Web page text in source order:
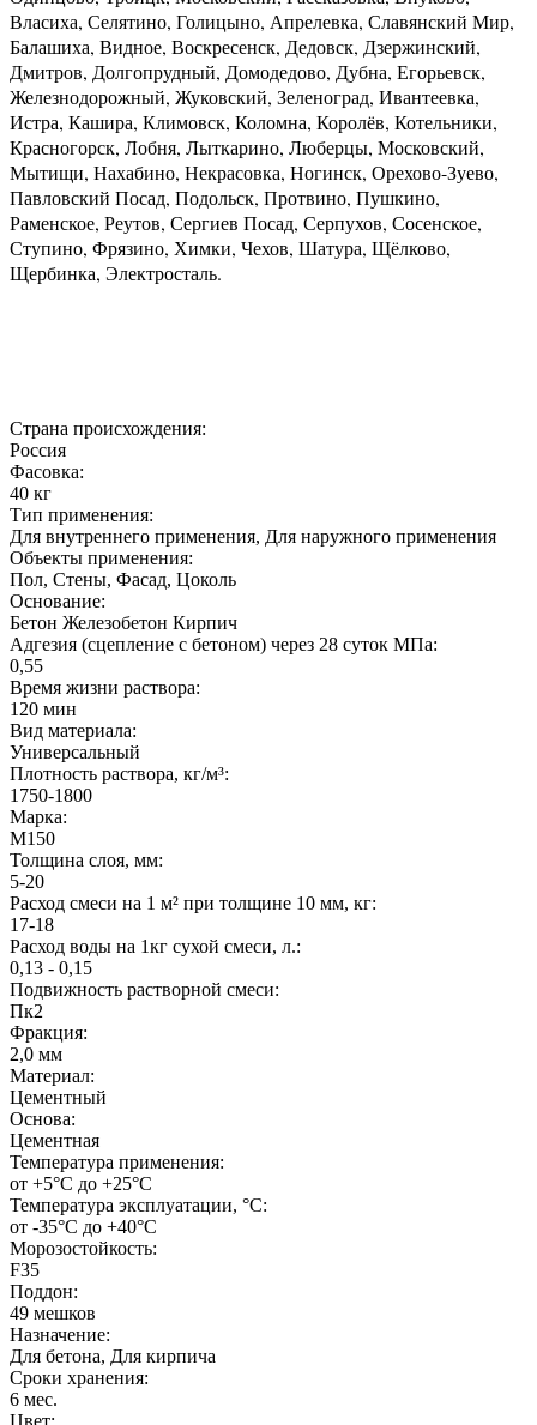
Власиха, Селятино, Голицыно, Апрелевка, Славянский Мир,
Балашиха, Видное, Воскресенск, Дедовск, Дзержинский,
Дмитров, Долгопрудный, Домодедово, Дубна, Егорьевск,
Железнодорожный, Жуковский, Зеленоград, Ивантеевка,
Истра, Кашира, Климовск, Коломна, Королёв, Котельники,
Красногорск, Лобня, Лыткарино, Люберцы, Московский,
Мытищи, Нахабино, Некрасовка, Ногинск, Орехово-Зуево,
Павловский Посад, Подольск, Протвино, Пушкино,
Раменское, Реутов, Сергиев Посад, Серпухов, Сосенское,
Ступино, Фрязино, Химки, Чехов, Шатура, Щёлково,
Щербинка, Электросталь.
Страна происхождения:
Россия
Фасовка:
40 кг
Тип применения:
Для внутреннего применения, Для наружного применения
Объекты применения:
Пол, Стены, Фасад, Цоколь
Основание:
Бетон Железобетон Кирпич
Адгезия (сцепление с бетоном) через 28 суток МПа:
0,55
Время жизни раствора:
120 мин
Вид материала:
Универсальный
Плотность раствора, кг/м³:
1750-1800
Марка:
М150
Толщина слоя, мм:
5-20
Расход смеси на 1 м² при толщине 10 мм, кг:
17-18
Расход воды на 1кг сухой смеси, л.:
0,13 - 0,15
Подвижность растворной смеси:
Пк2
Фракция:
2,0 мм
Материал:
Цементный
Основа:
Цементная
Температура применения:
от +5°C до +25°C
Температура эксплуатации, °С:
от -35°C до +40°C
Морозостойкость:
F35
Поддон:
49 мешков
Назначение:
Для бетона, Для кирпича
Сроки хранения:
6 мес.